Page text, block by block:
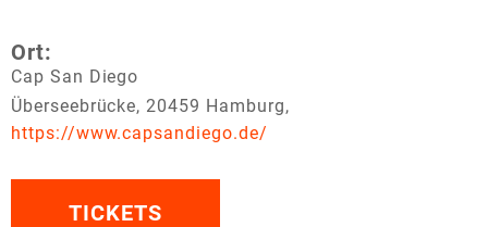
Ort:
Cap San Diego
Überseebrücke, 20459 Hamburg,
https://www.capsandiego.de/
TICKETS